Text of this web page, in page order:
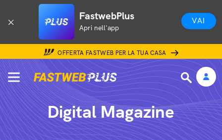
FastwebPlus
Apri nell'app
VAI
OFFERTA FASTWEB PER LA TUA CASA
Digital Magazine